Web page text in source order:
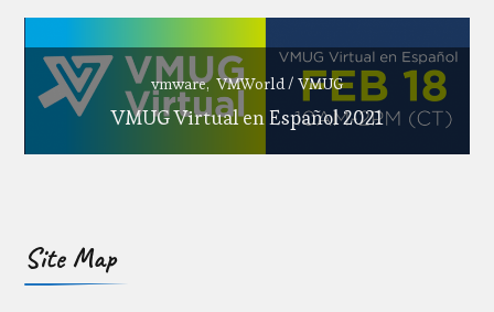
vmware VMWorld / VMUG
VMUG Virtual en Español 2021
Site Map